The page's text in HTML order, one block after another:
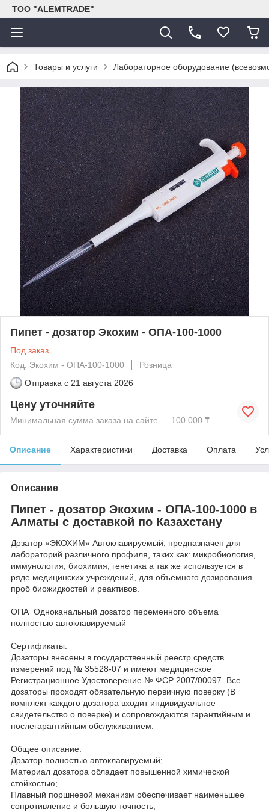
ТОО "ALEMTRADE"
Товары и услуги Лабораторное оборудование
Пипет - дозатор Экохим - ОПА-100-1000
Под заказ
Код: Экохим - ОПА-100-1000
Розница
Отправка с 21 августа 2026
Цену уточняйте
Минимальная сумма заказа на сайте — 100 000 ₸
Описание Характеристики Доставка Оплата
Описание
Пипет - дозатор Экохим - ОПА-100-1000 в
Алматы с доставкой по Казахстану
Дозатор «ЭКОХИМ» Автоклавируемый, предназначен для
лабораторий различного профиля, таких как: микробиология,
иммунология, биохимия, генетика а так же используется в
ряде медицинских учреждений, для объемного дозирования
проб биожидкостей и реактивов.
ОПА Одноканальный дозатор переменного объема
полностью автоклавируемый
Сертификаты:
Дозаторы внесены в государственный реестр средств
измерений под № 35528-07 и имеют медицинское
Регистрационное Удостоверение № ФСР 2007/00097. Все
дозаторы проходят обязательную первичную поверку (В
комплект каждого дозатора входит индивидуальное
свидетельство о поверке) и сопровождаются гарантийным и
послегарантийным обслуживанием.
Общее описание:
Дозатор полностью автоклавируемый;
Материал дозатора обладает повышенной химической
стойкостью;
Плавный поршневой механизм обеспечивает наименьшее
сопротивление и большую точность;